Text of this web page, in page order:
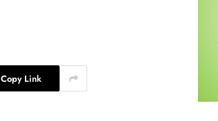
Copy Link